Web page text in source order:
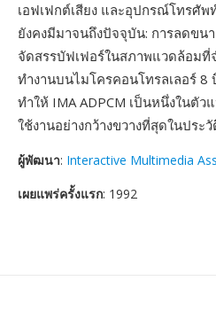
เอฟเฟกต์เสียง และอุปกรณ์โทรศัพ
ยังคงมีมาจนถึงปัจจุบัน: การลดขน
จัดสรรบัฟเฟอร์ในสภาพแวดล้อมที่
ทำงานบนไมโครคอนโทรลเลอร์
ทำให้ IMA ADPCM เป็นหนึ่งในตั
ใช้งานอย่างกว้างขวางที่สุดในประ
ผู้พัฒนา: Interactive Multimedia
เผยแพร่ครั้งแรก: 1992